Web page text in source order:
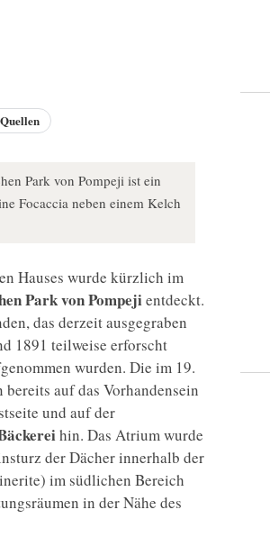
Park von Pompeji ist ein
Focaccia neben einem Kelch
Hauses wurde kürzlich im
Park von Pompejientdeckt.
das derzeit ausgegraben
1891 teilweise erforscht
wurden. Die im 19.
auf das Vorhandensein
und auf der
hin. Das Atrium wurde
der Dächer innerhalb der
im südlichen Bereich
in der Nähe des